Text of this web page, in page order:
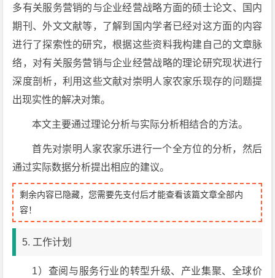
多有关服务营销的与企业经营战略方面的硕士论文、国内
期刊、外文文献等，了解到国内学者已经对这方面的内容
进行了探索性的研究，根据这些资料我构建自己的文章脉
络，对有关服务营销与企业经营战略的理论研究现状进行
深度剖析，利用这些文献对崇明人家农家乐现存的问题提
出现实性的解决对策。
本文主要通过理论分析与实际分析相结合的方法。
首先对崇明人家农家乐进行一个全方位的分析，然后
通过实际数据分析提出相应的建议。
剩余内容已隐藏，您需要先支付后才能查看该篇文章全部内
容！
5. 工作计划
1）查阅与服务行业的转型升级、产业集聚、全球价